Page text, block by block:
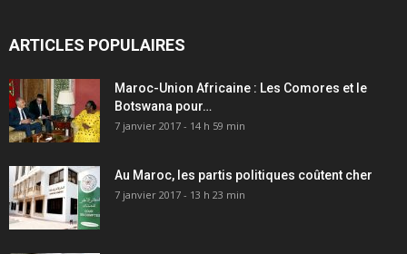
ARTICLES POPULAIRES
Maroc-Union Africaine : Les Comores et le
Botswana pour…
7 janvier 2017 - 14 h 59 min
Au Maroc, les partis politiques coûtent cher
7 janvier 2017 - 13 h 23 min